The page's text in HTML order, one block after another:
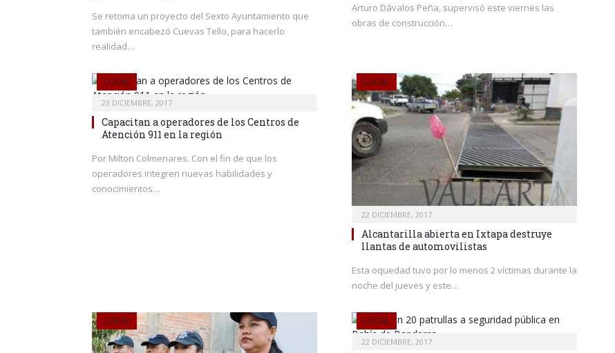
Se retoma un proyecto del Sexto Ayuntamiento que
también encabezó Cuevas Tello, para hacerlo
realidad…
Arturo Dávalos Peña, supervisó este viernes las
obras de construcción…
LOCAL
23 DICIEMBRE, 2017
Capacitan a operadores de los Centros de
Atención 911 en la región
Por Milton Colmenares. Con el fin de que los
operadores integren nuevas habilidades y
conocimientos…
LOCAL
22 DICIEMBRE, 2017
Alcantarilla abierta en Ixtapa destruye
llantas de automovilistas
Esta oquedad tuvo por lo menos 2 víctimas durante la
noche del jueves y este…
LOCAL LOCAL
22 DICIEMBRE, 2017